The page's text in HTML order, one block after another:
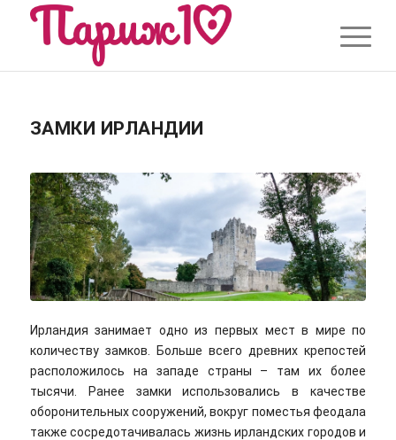
ЗАМКИ ИРЛАНДИИ
Ирландия занимает одно из первых мест в мире по
количеству замков. Больше всего древних крепостей
расположилось на западе страны – там их более
тысячи. Ранее замки использовались в качестве
оборонительных сооружений, вокруг поместья феодала
также сосредотачивалась жизнь ирландских городов и